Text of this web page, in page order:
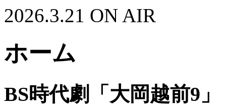
2026.3.21 ON AIR
ホーム
BS時代劇「大岡越前9」